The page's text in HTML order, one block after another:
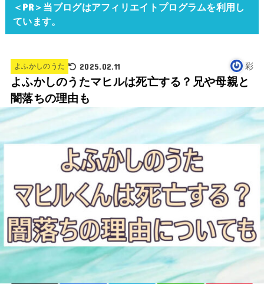
＜PR＞当ブログはアフィリエイトプログラムを利用し
ています。
よふかしのうた 2025.02.11 彩
よふかしのうたマヒルは死亡する？兄や母親と
闇落ちの理由も